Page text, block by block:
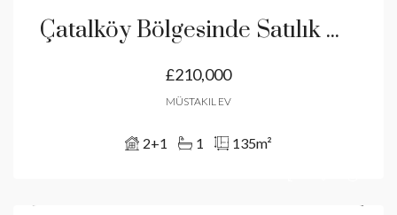
Çatalköy Bölgesinde Satılık Müstakil Köy Evi
£210,000
MÜSTAKIL EV
2+1 1 135m²